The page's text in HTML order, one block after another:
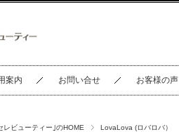
案内 お問い合せ お客様の声
レビューティー｣のHOME LovaLova (ロバロバ）